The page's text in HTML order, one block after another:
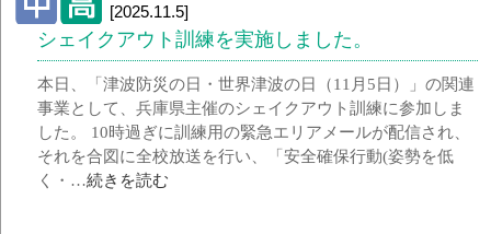
[2025.11.5]
シェイクアウト訓練を実施しました。
本日、「津波防災の日・世界津波の日（11月5日）」の関連
事業として、兵庫県主催のシェイクアウト訓練に参加しま
した。 10時過ぎに訓練用の緊急エリアメールが配信され、
それを合図に全校放送を行い、「安全確保行動(姿勢を低
く・…続きを読む